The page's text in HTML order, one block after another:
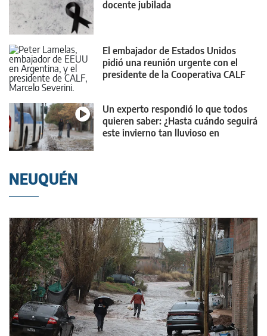
docente jubilada
El embajador de Estados Unidos
pidió una reunión urgente con el
presidente de la Cooperativa CALF
Un experto respondió lo que todos
quieren saber: ¿Hasta cuándo seguirá
este invierno tan lluvioso en
NEUQUÉN